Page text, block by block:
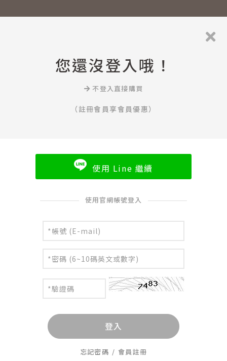
您還沒登入哦！
不登入直接購買
（註冊會員享會員優惠）
使用 Line 繼續
使用官網帳號登入
登入
忘記密碼 / 會員註冊